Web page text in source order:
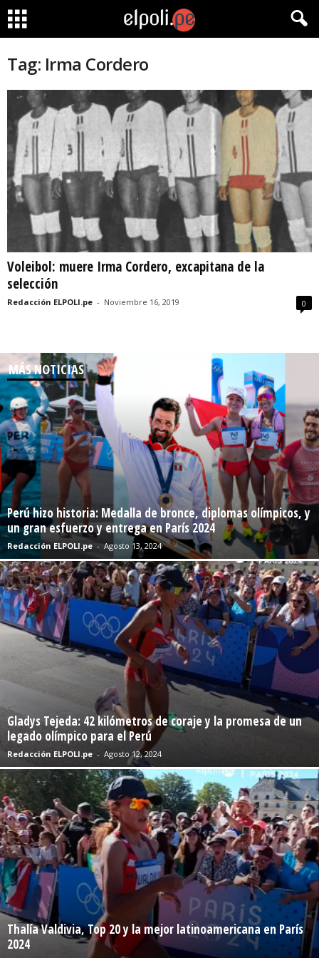
Tag: Irma Cordero
Voleibol: muere Irma Cordero, excapitana de la
selección
Redacción ELPOLI.pe - Noviembre 16, 2019 0
MÁS NOTICIAS
Perú hizo historia: Medalla de bronce, diplomas olímpicos, y
un gran esfuerzo y entrega en París 2024
Redacción ELPOLI.pe - Agosto 13, 2024
Gladys Tejeda: 42 kilómetros de coraje y la promesa de un
legado olímpico para el Perú
Redacción ELPOLI.pe - Agosto 12, 2024
Thalía Valdivia, Top 20 y la mejor latinoamericana en París
2024